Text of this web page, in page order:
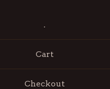
.
Cart
Checkout